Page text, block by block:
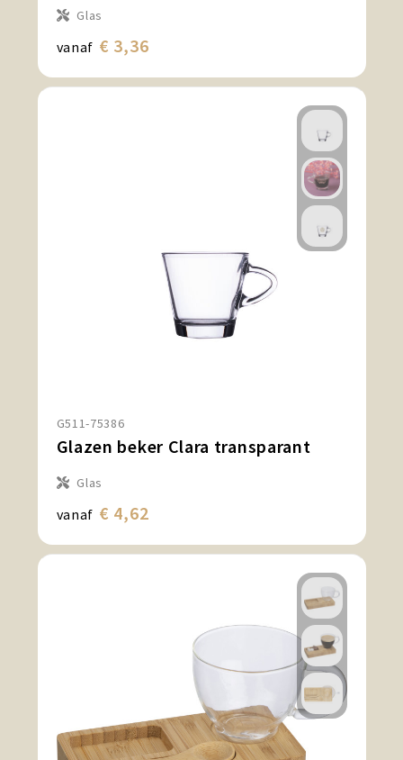
Glas
vanaf € 3,36
G511-75386
Glazen beker Clara transparant
Glas
vanaf € 4,62